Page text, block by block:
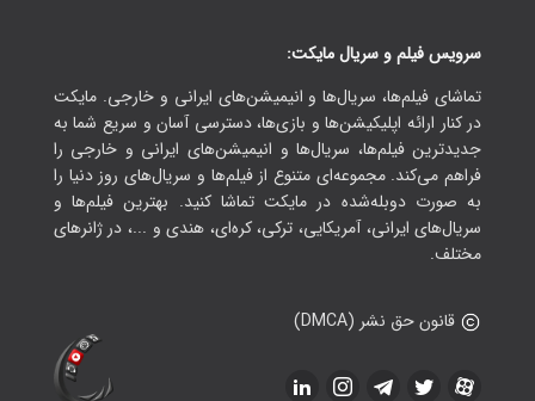
سرویس فیلم و سریال مایکت:
تماشای فیلم‌ها، سریال‌ها و انیمیشن‌های ایرانی و خارجی. مایکت
در کنار ارائه اپلیکیشن‌ها و بازی‌ها، دسترسی آسان و سریع شما به
جدیدترین فیلم‌ها، سریال‌ها و انیمیشن‌های ایرانی و خارجی را
فراهم می‌کند. مجموعه‌ای متنوع از فیلم‌ها و سریال‌های روز دنیا را
به صورت دوبله‌شده در مایکت تماشا کنید. بهترین فیلم‌ها و
سریال‌های ایرانی، آمریکایی، ترکی، کره‌ای، هندی و ...، در ژانرهای
مختلف.
قانون حق نشر (DMCA)